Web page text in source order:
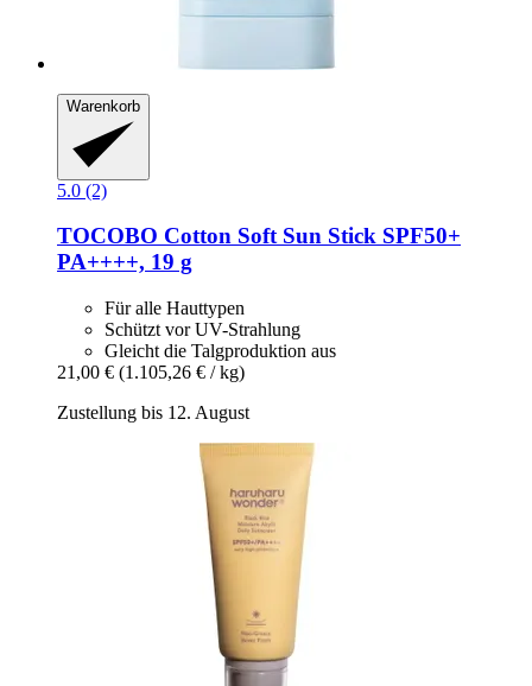
Warenkorb
5.0 (2)
TOCOBO Cotton Soft Sun Stick SPF50+
PA++++, 19 g
Für alle Hauttypen
Schützt vor UV-Strahlung
Gleicht die Talgproduktion aus
21,00 € (1.105,26 € / kg)
Zustellung bis 12. August